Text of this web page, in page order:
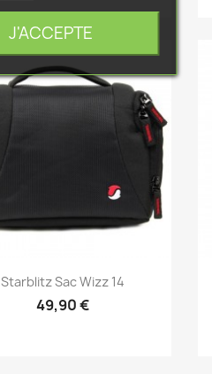
Aperçu rapide
Starblitz Sac Wizz 14
49,90 €
J'ACCEPTE